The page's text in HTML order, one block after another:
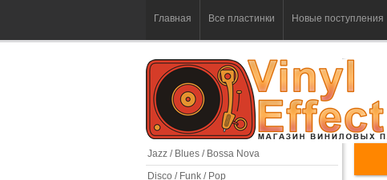
Главная Все пластинки Новые поступления
Jazz / Blues / Bossa Nova
Disco / Funk / Pop